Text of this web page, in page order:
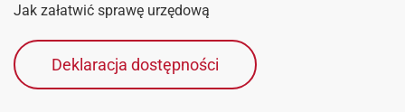
Jak załatwić sprawę urzędową
Deklaracja dostępności